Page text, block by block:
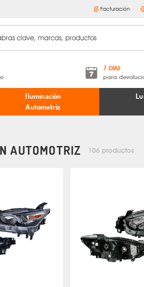
Facturación
7 DÍAS
para
Términos y
Políticas de
Iluminación
Automotriz
AUTOMOTRIZ 106 productos